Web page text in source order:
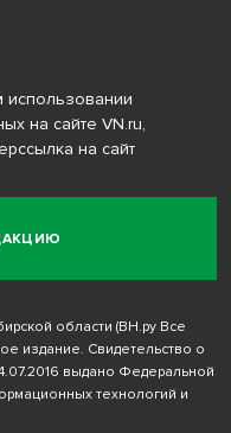
использовании
на сайте VN.ru,
на сайт
области (ВН.ру Все
издание. Свидетельство о
выдано Федеральной
технологий и